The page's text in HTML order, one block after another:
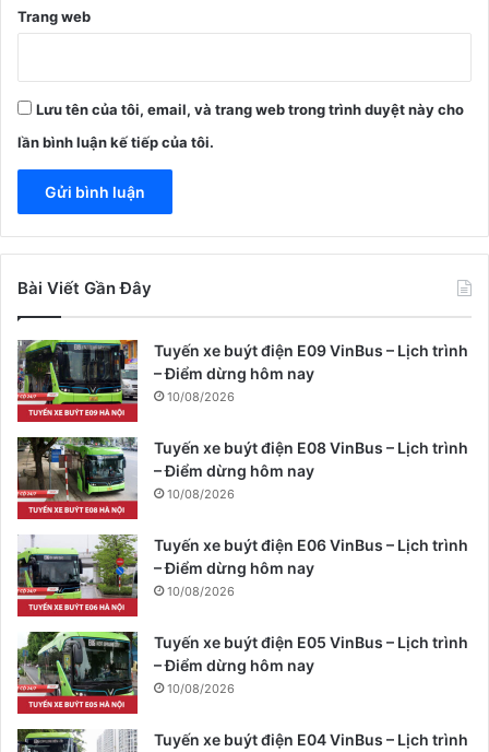
Trang web
Lưu tên của tôi, email, và trang web trong trình duyệt này cho
lần bình luận kế tiếp của tôi.
Bài Viết Gần Đây
Tuyến xe buýt điện E09 VinBus – Lịch trình
– Điểm dừng hôm nay
10/08/2026
Tuyến xe buýt điện E08 VinBus – Lịch trình
– Điểm dừng hôm nay
10/08/2026
Tuyến xe buýt điện E06 VinBus – Lịch trình
– Điểm dừng hôm nay
10/08/2026
Tuyến xe buýt điện E05 VinBus – Lịch trình
– Điểm dừng hôm nay
10/08/2026
Tuyến xe buýt điện E04 VinBus – Lịch trình